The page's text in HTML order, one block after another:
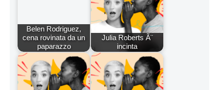
Belen Rodriguez,
cena rovinata da un
paparazzo
Julia Roberts Ã¨
incinta